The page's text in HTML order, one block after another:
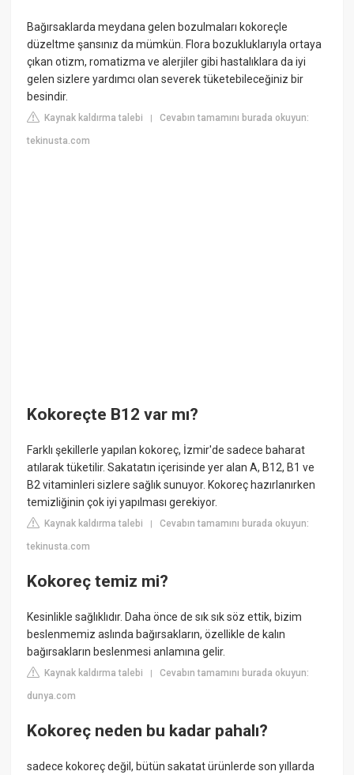
Bağırsaklarda meydana gelen bozulmaları kokoreçle
düzeltme şansınız da mümkün. Flora bozukluklarıyla ortaya
çıkan otizm, romatizma ve alerjiler gibi hastalıklara da iyi
gelen sizlere yardımcı olan severek tüketebileceğiniz bir
besindir.
Kaynak kaldırma talebi |Cevabın tamamını burada okuyun:
tekinusta.com
Kokoreçte B12 var mı?
Farklı şekillerle yapılan kokoreç, İzmir'de sadece baharat
atılarak tüketilir. Sakatatın içerisinde yer alan A, B12, B1 ve
B2 vitaminleri sizlere sağlık sunuyor. Kokoreç hazırlanırken
temizliğinin çok iyi yapılması gerekiyor.
Kaynak kaldırma talebi |Cevabın tamamını burada okuyun:
tekinusta.com
Kokoreç temiz mi?
Kesinlikle sağlıklıdır. Daha önce de sık sık söz ettik, bizim
beslenmemiz aslında bağırsakların, özellikle de kalın
bağırsakların beslenmesi anlamına gelir.
Kaynak kaldırma talebi |Cevabın tamamını burada okuyun:
dunya.com
Kokoreç neden bu kadar pahalı?
sadece kokoreç değil, bütün sakatat ürünlerde son yıllarda